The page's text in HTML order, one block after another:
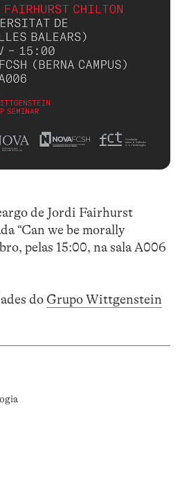
de Jordi Fairhurst
“Can we be morally
pelas 15:00, na sala A006
do Grupo Wittgenstein